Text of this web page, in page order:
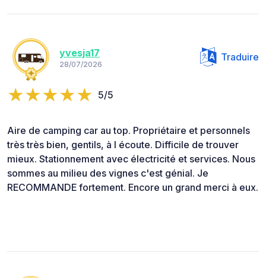
yvesja17
28/07/2026
Traduire
5/5
Aire de camping car au top. Propriétaire et personnels
très très bien, gentils, à l écoute. Difficile de trouver
mieux. Stationnement avec électricité et services. Nous
sommes au milieu des vignes c'est génial. Je
RECOMMANDE fortement. Encore un grand merci à eux.